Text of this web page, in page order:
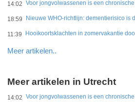
14:02
18:59 Nieuwe WHO-richtlijn: dementierisico is
11:39 Hooikoortsklachten in zomervakantie
Meer artikelen..
Meer artikelen in Utrecht
14:02